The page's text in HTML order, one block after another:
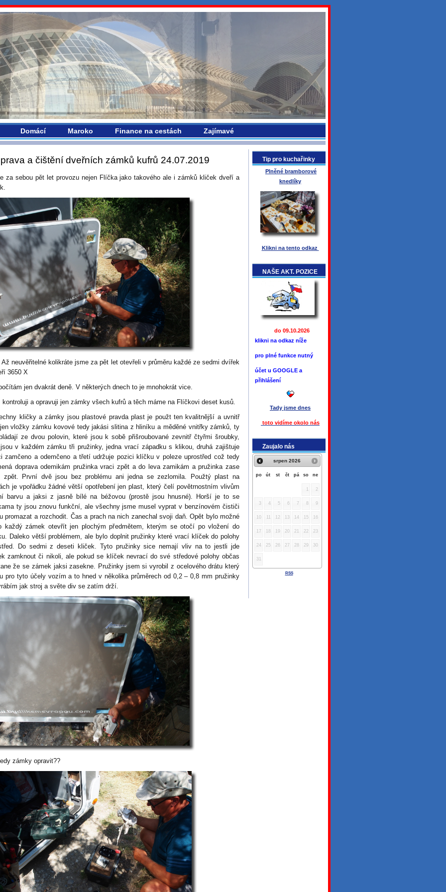
Domácí Maroko Finance na cestách Zajímavé
Tip pro kuchařinky
Plněné bramborové
knedlíky
Klikni na tento odkaz
NAŠE AKT. POZICE
do 09.10.2026
klikni na odkaz níže
pro plné funkce nutný
účet u GOOGLE a
přihlášení
Tady jsme dnes
toto vidíme okolo nás
Zaujalo nás
srpen 2026
po út st čt pá so ne
1 2
3 4 5 6 7 8 9
10 11 12 13 14 15 16
17 18 19 20 21 22 23
24 25 26 27 28 29 30
31
RSS
a čištění dveřních zámků kufrů 24.07.2019
za sebou pět let provozu nejen Flíčka jako takového ale i zámků kliček dveří a
Až neuvěřitelné kolikráte jsme za pět let otevřeli v průměru každé ze sedmi dvířek
3650 X
jen dvakrát deně. V některých dnech to je mnohokrát vice.
kontroluji a opravuji jen zámky všech kufrů a těch máme na Flíčkovi deset kusů.
kličky a zámky jsou plastové pravda plast je použt ten kvalitnější a uvnitř
vložky zámku kovové tedy jakási slitina z hliníku a měděné vnitřky zámků, ty
ze dvou polovin, které jsou k sobě přišroubované zevnitř čtyřmi šroubky,
v každém zámku tři pružinky, jedna vrací západku s klikou, druhá zajištuje
zamčeno a odemčeno a třetí udržuje pozici klíčku v poleze uprostřed což tedy
doprava odemikám pružinka vraci zpět a do leva zamikám a pružinka zase
zpět. První dvě jsou bez problému ani jedna se zezlomila. Použtý plast na
je vpořádku žádné větší opotřebení jen plast, který čelí povětrnostním vlivům
barvu a jaksi z jasně bílé na béžovou (prostě jsou hnusné). Horší je to se
ty jsou znovu funkční, ale všechny jsme musel vyprat v benzínovém čističi
promazat a rozchodit. Čas a prach na nich zanechal svoji daň. Opět bylo možné
každý zámek otevřít jen plochým předmětem, kterým se otočí po vložení do
Daleko větší problémem, ale bylo doplnit pružinky které vrací klíček do polohy
Do sedmi z deseti kliček. Tyto pružinky sice nemají vliv na to jestli jde
zamknout či nikoli, ale pokud se klíček nevrací do své středové polohy občas
že se zámek jaksi zasekne. Pružinky jsem si vyrobil z ocelového drátu který
pro tyto účely vozím a to hned v několika průměrech od 0,2 – 0,8 mm pružinky
jak stroj a světe div se zatím drží.
zámky opravit??